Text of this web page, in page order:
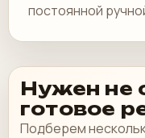
постоянной
Нужен не
готовое
Подберем